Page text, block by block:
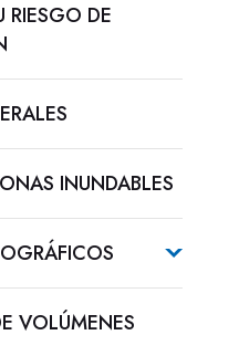
DE
INUNDABLES
VOLÚMENES